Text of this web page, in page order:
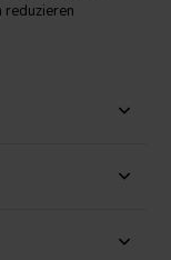
reduzieren
und dennoch steif
echte Bässe,
Ein intensives